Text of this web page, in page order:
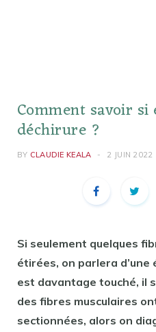
Comment savoir
déchirure ?
BY CLAUDIE KEALA 2 JUIN 2022
Si seulement quelques
étirées, on parlera d’une
est davantage touché, il
des fibres musculaires
sectionnées, alors on